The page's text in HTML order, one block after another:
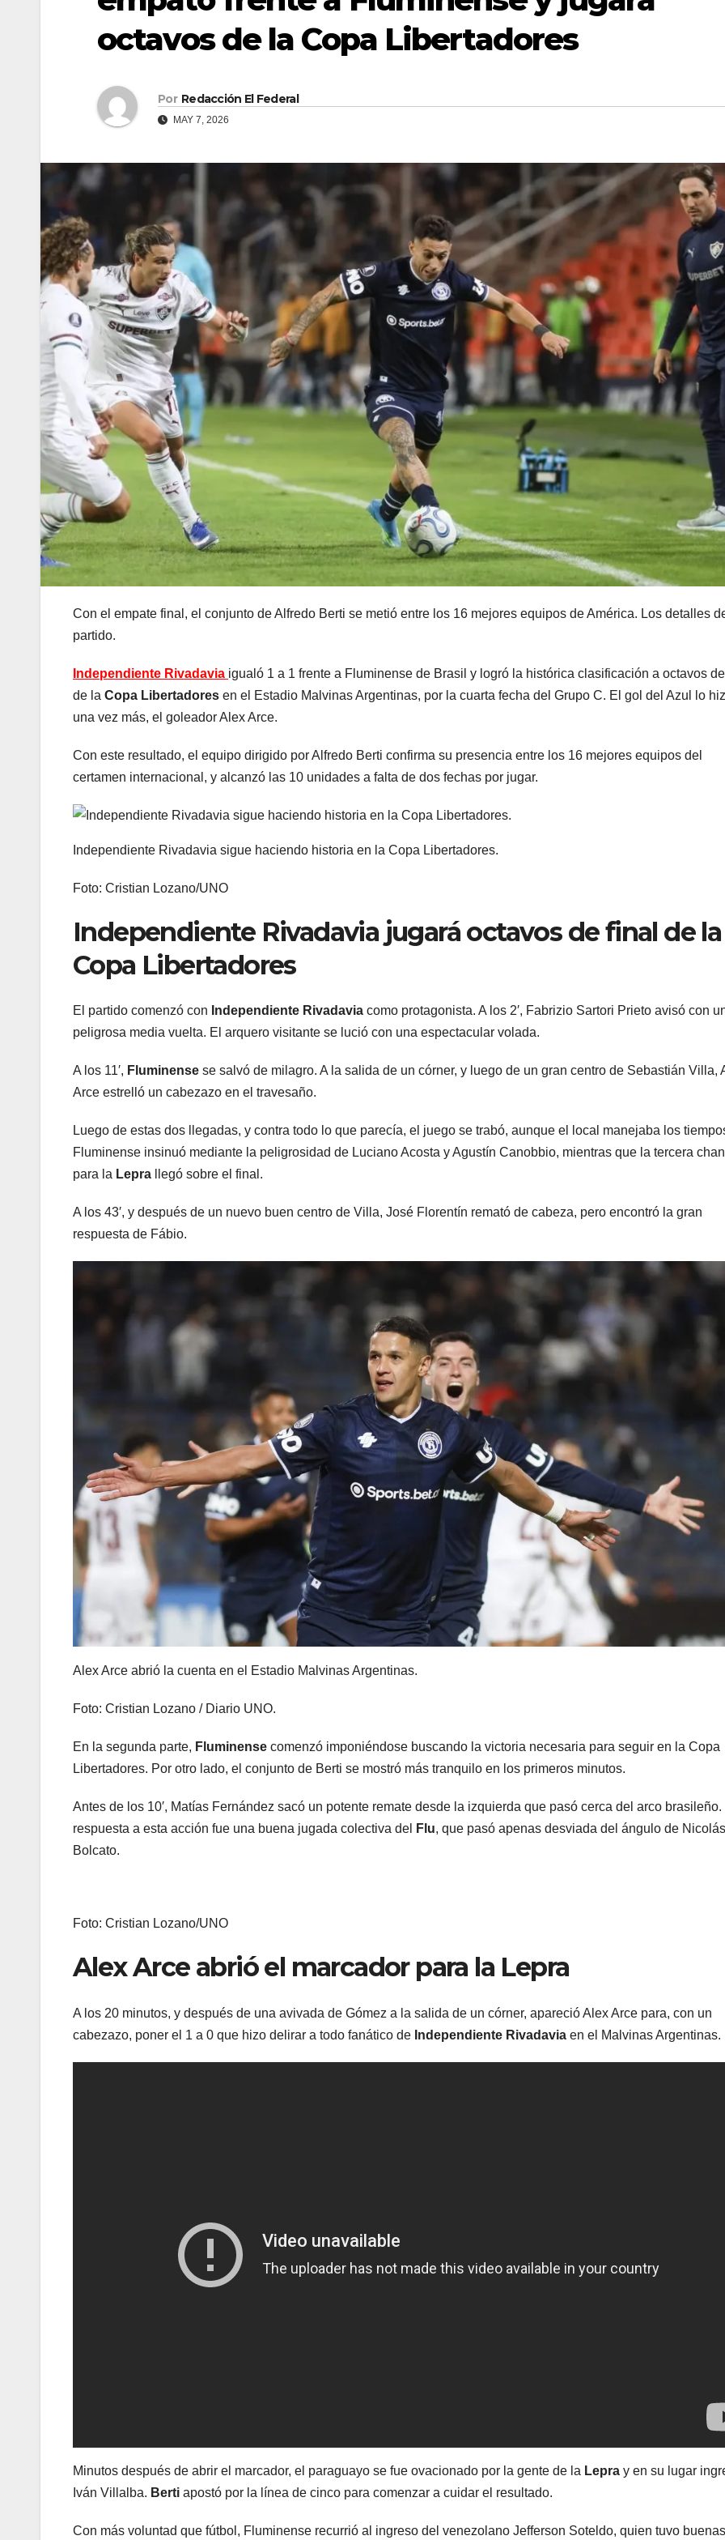
octavos de la Copa Libertadores
Por Redacción El Federal
MAY 7, 2026
Con el empate final, el conjunto de Alfredo Berti se metió entre los 16 mejores equipos de América. Los detalles
partido.
Independiente Rivadavia igualó 1 a 1 frente a Fluminense de Brasil y logró la histórica clasificación a octavos de
de la Copa Libertadores en el Estadio Malvinas Argentinas, por la cuarta fecha del Grupo C. El gol del Azul lo
una vez más, el goleador Alex Arce.
Con este resultado, el equipo dirigido por Alfredo Berti confirma su presencia entre los 16 mejores equipos del
certamen internacional, y alcanzó las 10 unidades a falta de dos fechas por jugar.
Independiente Rivadavia sigue haciendo historia en la Copa Libertadores.
Foto: Cristian Lozano/UNO
Independiente Rivadavia jugará octavos de final de la
Copa Libertadores
El partido comenzó con Independiente Rivadavia como protagonista. A los 2′, Fabrizio Sartori Prieto avisó con
peligrosa media vuelta. El arquero visitante se lució con una espectacular volada.
A los 11′, Fluminense se salvó de milagro. A la salida de un córner, y luego de un gran centro de Sebastián Villa,
Arce estrelló un cabezazo en el travesaño.
Luego de estas dos llegadas, y contra todo lo que parecía, el juego se trabó, aunque el local manejaba los
Fluminense insinuó mediante la peligrosidad de Luciano Acosta y Agustín Canobbio, mientras que la tercera
para la Lepra llegó sobre el final.
A los 43′, y después de un nuevo buen centro de Villa, José Florentín remató de cabeza, pero encontró la gran
respuesta de Fábio.
Alex Arce abrió la cuenta en el Estadio Malvinas Argentinas.
Foto: Cristian Lozano / Diario UNO.
En la segunda parte, Fluminense comenzó imponiéndose buscando la victoria necesaria para seguir en la Copa
Libertadores. Por otro lado, el conjunto de Berti se mostró más tranquilo en los primeros minutos.
Antes de los 10′, Matías Fernández sacó un potente remate desde la izquierda que pasó cerca del arco brasileño.
respuesta a esta acción fue una buena jugada colectiva del
Flu, que pasó apenas desviada del ángulo de Nicolás
Bolcato.
Foto: Cristian Lozano/UNO
Alex Arce abrió el marcador para la Lepra
A los 20 minutos, y después de una avivada de Gómez a la salida de un córner, apareció Alex Arce para, con un
cabezazo, poner el 1 a 0 que hizo delirar a todo fanático de Independiente Rivadavia en el Malvinas Argentinas.
Minutos después de abrir el marcador, el paraguayo se fue ovacionado por la gente de la Lepra y en su lugar
Iván Villalba. Berti apostó por la línea de cinco para comenzar a cuidar el resultado.
Con más voluntad que fútbol, Fluminense recurrió al ingreso del venezolano Jefferson Soteldo, quien tuvo buenas
Distintos
operativos en
el Gran
Mendoza
terminaron
delincuentes
5 AGOSTO, 2026
506
aire
WIFI y
lujo:
que
4 AGOSTO,
Fernández
Sagasti, ahora
un senador
radical pidió
votar en
votar a
POLICIALES
Delincuente
abusó de una
anciana tras
ingresar en su
casa de
Mendoza para
cuando
escapaba
6 JUNIO, 2023
una
que se
policía